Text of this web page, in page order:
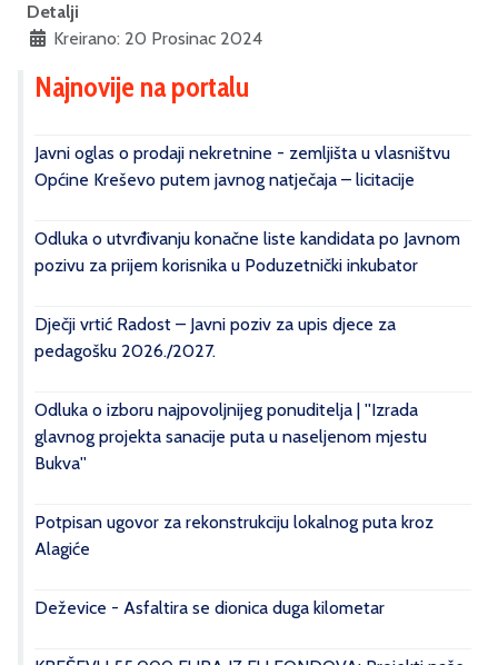
Detalji
Kreirano: 20 Prosinac 2024
Najnovije na portalu
Javni oglas o prodaji nekretnine - zemljišta u vlasništvu
Općine Kreševo putem javnog natječaja – licitacije
Odluka o utvrđivanju konačne liste kandidata po Javnom
pozivu za prijem korisnika u Poduzetnički inkubator
Dječji vrtić Radost – Javni poziv za upis djece za
pedagošku 2026./2027.
Odluka o izboru najpovoljnijeg ponuditelja | ''Izrada
glavnog projekta sanacije puta u naseljenom mjestu
Bukva''
Potpisan ugovor za rekonstrukciju lokalnog puta kroz
Alagiće
Deževice - Asfaltira se dionica duga kilometar